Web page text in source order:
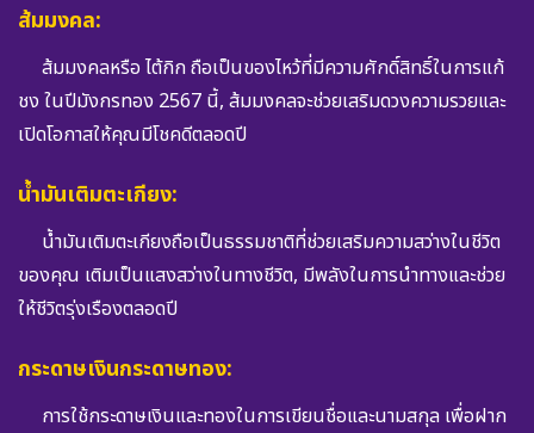
ส้มมงคล:
ส้มมงคลหรือ ไต้กิก ถือเป็นของไหว้ที่มีความศักดิ์สิทธิ์ในการแก้
ชง ในปีมังกรทอง 2567 นี้, ส้มมงคลจะช่วยเสริมดวงความรวยและ
เปิดโอกาสให้คุณมีโชคดีตลอดปี
น้ำมันเติมตะเกียง:
น้ำมันเติมตะเกียงถือเป็นธรรมชาติที่ช่วยเสริมความสว่างในชีวิต
ของคุณ เติมเป็นแสงสว่างในทางชีวิต, มีพลังในการนำทางและช่วย
ให้ชีวิตรุ่งเรืองตลอดปี
กระดาษเงินกระดาษทอง:
การใช้กระดาษเงินและทองในการเขียนชื่อและนามสกุล เพื่อฝาก